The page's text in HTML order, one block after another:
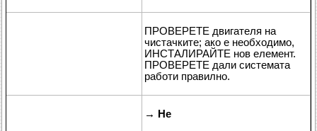
ПРОВЕРЕТЕ двигателя на
чистачките; ако е необходимо,
ИНСТАЛИРАЙТЕ нов елемент.
ПРОВЕРЕТЕ дали системата
работи правилно.
→ Не